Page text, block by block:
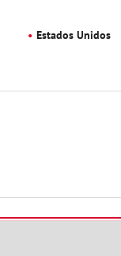
Estados Unidos